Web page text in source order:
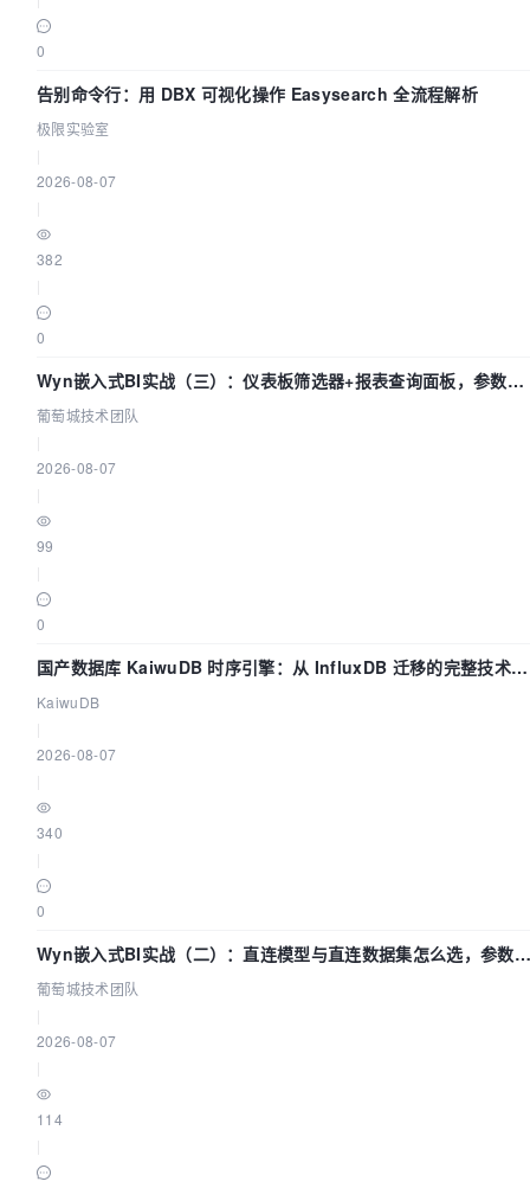
0
告别命令行：用 DBX 可视化操作 Easysearch 全流程解析
极限实验室
2026-08-07
382
0
Wyn嵌入式BI实战（三）：仪表板筛选器+报表查询面板，参数联
动全闭环
葡萄城技术团队
2026-08-07
99
0
国产数据库 KaiwuDB 时序引擎：从 InfluxDB 迁移的完整技术路
径
KaiwuDB
2026-08-07
340
0
Wyn嵌入式BI实战（二）：直连模型与直连数据集怎么选，参数为
什么不生效？| 葡萄城技术团队
葡萄城技术团队
2026-08-07
114